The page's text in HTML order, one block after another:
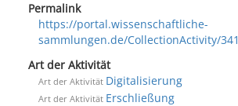
Permalink
https://portal.wissenschaftliche-
sammlungen.de/CollectionActivity/341
Art der Aktivität
Art der Aktivität Digitalisierung
Art der Aktivität Erschließung